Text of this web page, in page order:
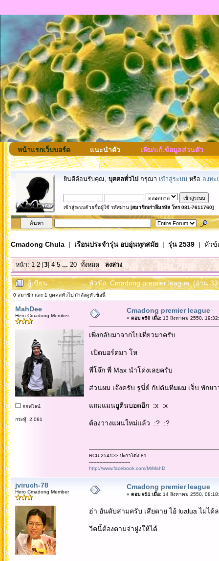
หน้าแรกเว็บบอร์ด แนะนำตัว เพิ่ม/แก้.ข้อมูลส่วนตัว
ยินดีต้อนรับคุณ, บุคคลทั่วไป กรุณา เข้าสู่ระบบ หรือ ลงทะ
เข้าสู่ระบบด้วยชื่อผู้ใช้ รหัสผ่าน [สมาชิกเก่าลืมรหัส โทร 081-7611760]
Cmadong Chula| เรือนประจำรุ่น อบอุ่นทุกสมัย| รุ่น 2539| หัวข้
หน้า:1 2[3]4 5 ...20 ทั้งหมด ลงล่าง
ผู้เขียน หัวข้อ: Cmadong premier league (อ่าน
0 สมาชิก และ 1 บุคคลทั่วไป กำลังดูหัวข้อนี้
MahDee
Hero Cmadong Member
ออฟไลน์
กระทู้: 2,081
Cmadong premier league
« ตอบ #50 เมื่อ:13 สิงหาคม 2550,
เพิ่งกลับมาจากไปเที่ยวมาครับ
เปิดบอร์ดมา โห
พี่โจ๊ก พี่ Max นำโด่งเลยครับ
ส่วนผม เจ๊งครับ รูนี่ย์ กัปตันทีมผม เจ็บ พักยา
แถมแมนยูตีนบอดอีก :x :x
ต้องวางแผนใหม่แล้ว :? :?
RCU 2541>> ปะกาโด่ง 81
----------------------------
http://www.facebook.com/MrMahD
jviruch-78
Hero Cmadong Member
Cmadong premier league
« ตอบ #51 เมื่อ:14 สิงหาคม 2550,
ฮ่า อันดับสามครับ เสียดาย ไอ้ lualua ไม่ได้
วีคนี้ต้องตามจ่าฝูงให้ได้